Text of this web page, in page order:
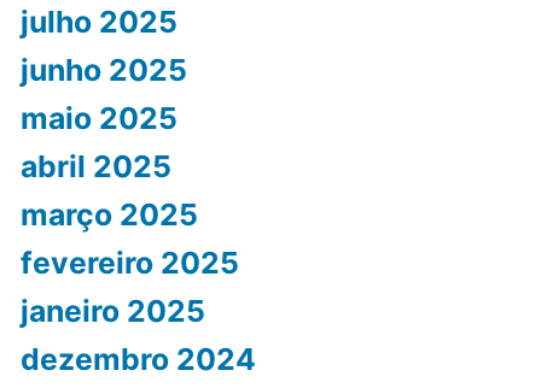
julho 2025
junho 2025
maio 2025
abril 2025
março 2025
fevereiro 2025
janeiro 2025
dezembro 2024